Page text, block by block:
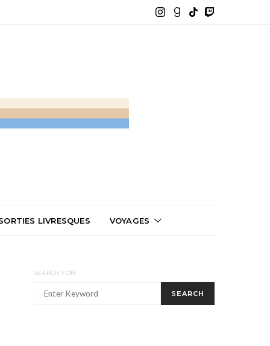
LIVRESQUES VOYAGES
SEARCH FOR:
SEARCH